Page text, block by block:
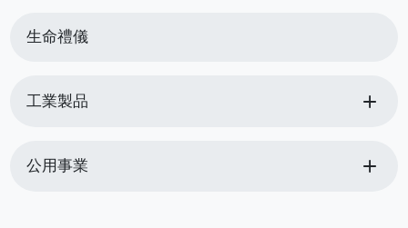
生命禮儀
工業製品 add
公用事業 add